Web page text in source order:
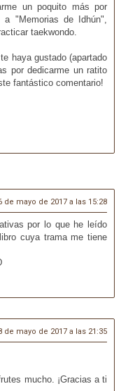
un poquito más por
"Memorias de Idhún",
taekwondo.
haya gustado (apartado
por dedicarme un ratito
fantástico comentario!
de mayo de 2017 a las 15:28
por lo que he leído
cuya trama me tiene
de mayo de 2017 a las 21:35
mucho. ¡Gracias a ti